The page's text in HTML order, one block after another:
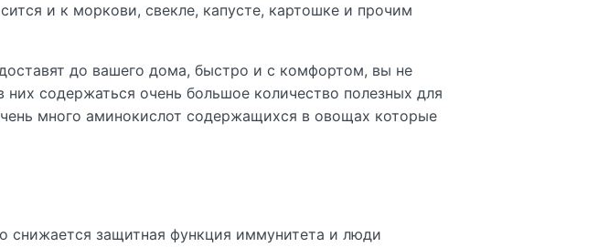
и к моркови, свекле, капусте, картошке и прочим
до вашего дома, быстро и с комфортом, вы не
них содержаться очень большое количество полезных для
много аминокислот содержащихся в овощах которые
снижается защитная функция иммунитета и люди